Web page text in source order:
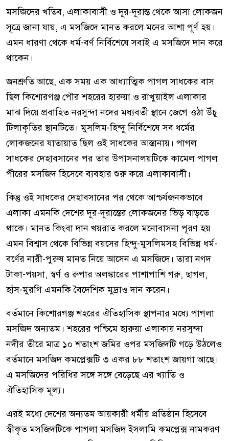
মসজিদের খতিব, এলাকাবাসী ও দূর-দূরান্ত থেকে আসা লোকজন
সূত্রে জানা যায়, এ মসজিদে মানত করলে মনের আশা পূর্ণ হয়।
এমন ধারণা থেকে ধর্ম-বর্ণ নির্বিশেষে সবাই এ মসজিদে দান করে
থাকেন।
জনশ্রুতি আছে, এক সময় এক আধ্যাত্মিক পাগল সাধকের বাস
ছিল কিশোরগঞ্জ পৌর শহরের হারুয়া ও রাখুয়াইল এলাকার
মাঝ দিয়ে প্রবাহিত নরসুন্দা নদের মধ্যবর্তী স্থানে জেগে ওঠা উঁচু
টিলাকৃতির স্থানটিতে। মুসলিম-হিন্দু নির্বিশেষে সব ধর্মের
লোকজনের যাতায়াত ছিল ওই সাধকের আস্তানায়। পাগল
সাধকের দেহাবসানের পর তার উপাসনালয়টিকে কামেল পাগল
পীরের মসজিদ হিসেবে ব্যবহার শুরু করে এলাকাবাসী।
কিন্তু ওই সাধকের দেহাবসানের পর থেকে আশ্চর্যজনকভাবে
এলাকা এমনকি দেশের দূর-দূরান্তের লোকজনের ভিড় বাড়তে
থাকে। মানত কিংবা দান খয়রাত করলে মনোবাসনা পূরণ হয়
এমন বিশ্বাস থেকে বিভিন্ন বয়সের হিন্দু-মুসলিমসহ বিভিন্ন ধর্ম-
বর্ণের নারী-পুরুষ মানত নিয়ে আসেন এ মসজিদে। তারা নগদ
টাকা-পয়সা, স্বর্ণ ও রুপার অলঙ্কারের পাশাপাশি গরু, ছাগল,
হাঁস-মুরগি এমনকি বৈদেশিক মুদ্রাও দান করেন।
বর্তমানে কিশোরগঞ্জ শহরের ঐতিহাসিক স্থাপনার মধ্যে পাগলা
মসজিদ অন্যতম। শহরের পশ্চিমে হারুয়া এলাকায় নরসুন্দা
নদীর তীরে মাত্র ১০ শতাংশ জমির ওপর মসজিদটি গড়ে উঠলেও
বর্তমানে মসজিদ কমপ্লেক্সটি ৩ একর ৮৮ শতাংশ জায়গা আছে।
এ মসজিদের পরিধির সঙ্গে সঙ্গে বেড়েছে এর খ্যাতি ও
ঐতিহাসিক মূল্য।
এরই মধ্যে দেশের অন্যতম আয়কারী ধর্মীয় প্রতিষ্ঠান হিসেবে
স্বীকৃত মসজিদটিকে পাগলা মসজিদ ইসলামি কমপ্লেক্স নামকরণ